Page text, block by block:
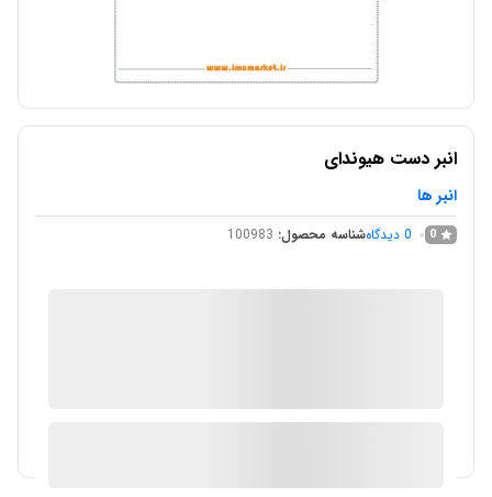
انبر دست هیوندای
انبر ها
0
0 دیدگاهشناسه محصول: 100983